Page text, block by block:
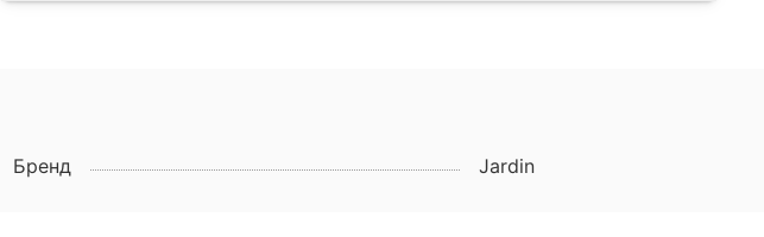
Бренд Jardin